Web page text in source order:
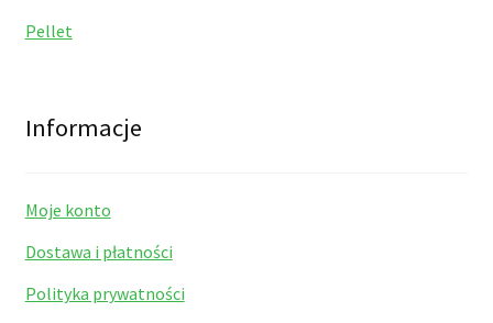
Pellet
Informacje
Moje konto
Dostawa i płatności
Polityka prywatności